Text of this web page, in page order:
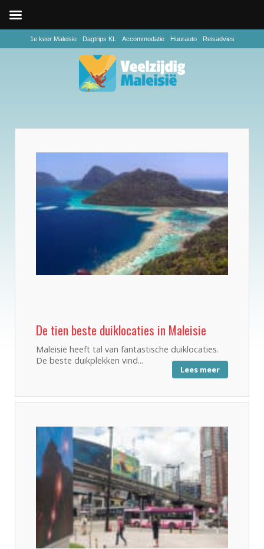
1e keer Maleisie Dagtrips KL Accommodatie Huurauto Reisadvies
De tien beste duiklocaties in Maleisie
Maleisië heeft tal van fantastische duiklocaties.
De beste duikplekken vind...
Lees meer